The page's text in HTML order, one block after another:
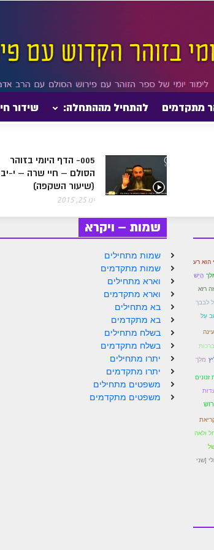
מתקדמים להתחיל מההתחלה: שידור חי
005- הדף היומי בזוהר
הסולם – חיי שרה – י-יב
(שיעור השקפה)
ינו 25, 2015
שמות – ויקרא
שמות מתחילים
שמות מתקדמים
וארא מתחילים
וארא מתקדמים
בא מתחילים
בא מתקדמים
בשלח מתחילים
בשלח מתקדמים
יתרו מתחילים
יתרו מתקדמים
משפטים מתחילים
משפטים מתקדמים
הוא רע
הֲיֵשׁ
רזא
לבבך
עַל
מלך
ולאה
[שני